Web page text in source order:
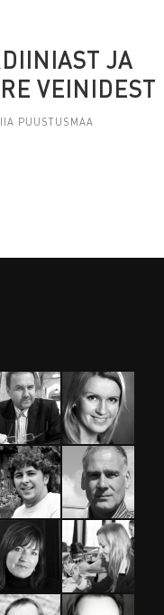
JA
VEINIDEST
PUUSTUSMAA